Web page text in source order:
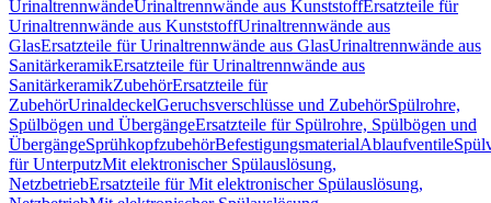
UrinaltrennwändeUrinaltrennwände aus KunststoffErsatzteile für
Urinaltrennwände aus KunststoffUrinaltrennwände aus
GlasErsatzteile für Urinaltrennwände aus GlasUrinaltrennwände aus
SanitärkeramikErsatzteile für Urinaltrennwände aus
SanitärkeramikZubehörErsatzteile für
ZubehörUrinaldeckelGeruchsverschlüsse und ZubehörSpülrohre,
Spülbögen und ÜbergängeErsatzteile für Spülrohre, Spülbögen und
ÜbergängeSprühkopfzubehörBefestigungsmaterialAblaufventile
für UnterputzMit elektronischer Spülauslösung,
NetzbetriebErsatzteile für Mit elektronischer Spülauslösung,